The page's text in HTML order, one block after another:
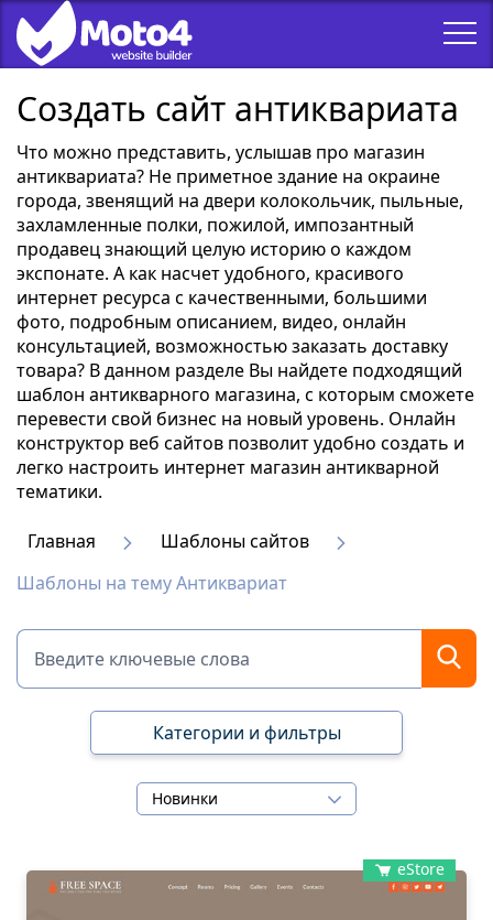
Создать сайт антиквариата
Что можно представить, услышав про магазин
антиквариата? Не приметное здание на окраине
города, звенящий на двери колокольчик, пыльные,
захламленные полки, пожилой, импозантный
продавец знающий целую историю о каждом
экспонате. А как насчет удобного, красивого
интернет ресурса с качественными, большими
фото, подробным описанием, видео, онлайн
консультацией, возможностью заказать доставку
товара? В данном разделе Вы найдете подходящий
шаблон антикварного магазина, с которым сможете
перевести свой бизнес на новый уровень. Онлайн
конструктор веб сайтов позволит удобно создать и
легко настроить интернет магазин антикварной
тематики.
Главная
Шаблоны сайтов
Шаблоны на тему Антиквариат
Категории и фильтры
Новинки
eStore